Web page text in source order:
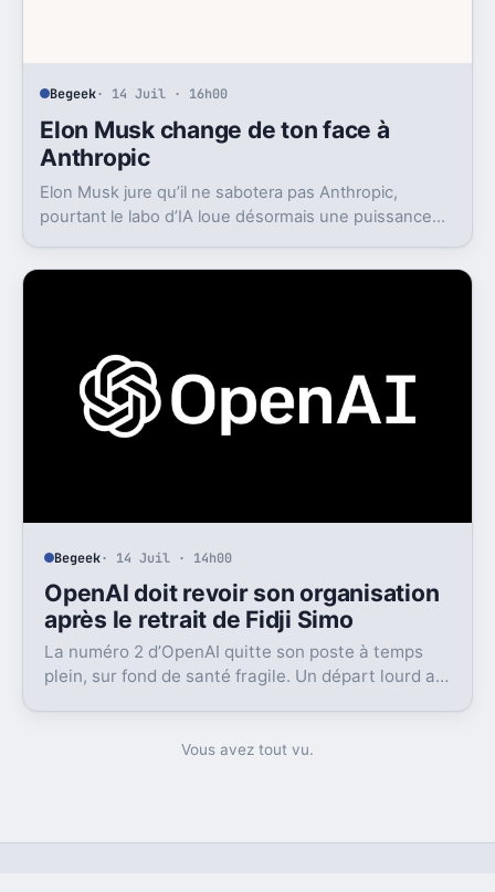
Begeek· 14 Juil · 16h00
Elon Musk change de ton face à
Anthropic
Elon Musk jure qu’il ne sabotera pas Anthropic,
pourtant le labo d’IA loue désormais une puissance
Begeek· 14 Juil · 14h00
OpenAI doit revoir son organisation
après le retrait de Fidji Simo
La numéro 2 d’OpenAI quitte son poste à temps
plein, sur fond de santé fragile. Un départ lourd au